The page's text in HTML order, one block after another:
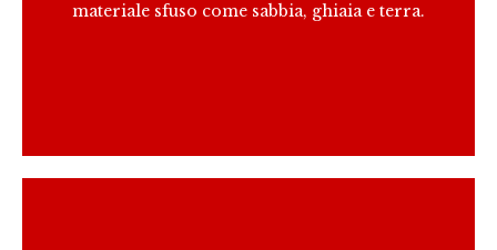
materiale sfuso come sabbia, ghiaia e terra.
RICEVI PREVENTIVO